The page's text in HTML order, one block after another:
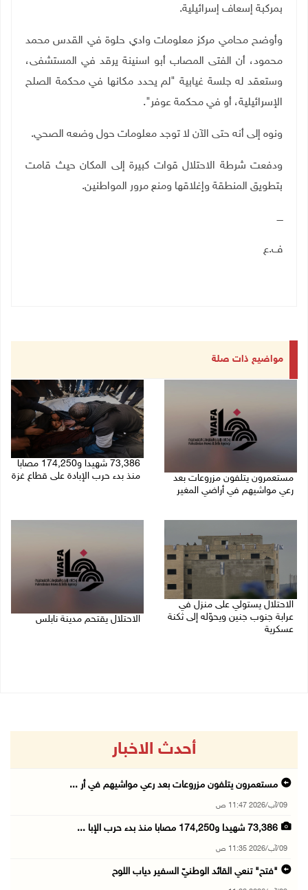
بمركبة إسعاف إسرائيلية.
وأوضح محامي مركز معلومات وادي حلوة في القدس محمد
محمود، أن الفتى المصاب أبو اسنينة يرقد في المستشفى،
وستعقد له جلسة غيابية "لم يحدد مكانها في محكمة الصلح
الإسرائيلية، أو في محكمة عوفر".
ونوه إلى أنه حتى الآن لا توجد معلومات حول وضعه الصحي.
ودفعت شرطة الاحتلال قوات كبيرة إلى المكان حيث قامت
بتطويق المنطقة وإغلاقها ومنع مرور المواطنين.
ــــ
ف.ع
مواضيع ذات صلة
مستعمرون يتلفون مزروعات بعد
رعي مواشيهم في أراضي المغير
73,386 شهيدا و174,250 مصابا
منذ بدء حرب الإبادة على قطاع غزة
الاحتلال يستولي على منزل في
عرابة جنوب جنين ويحوّله إلى ثكنة
عسكرية
الاحتلال يقتحم مدينة نابلس
أحدث الاخبار
مستعمرون يتلفون مزروعات بعد رعي مواشيهم في أر ...
09/آب/2026 11:47 ص
73,386 شهيدا و174,250 مصابا منذ بدء حرب الإبا ...
09/آب/2026 11:35 ص
"فتح" تنعي القائد الوطنيّ السفير دياب اللوح